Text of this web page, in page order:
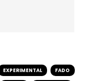
EXPERIMENTAL FADO